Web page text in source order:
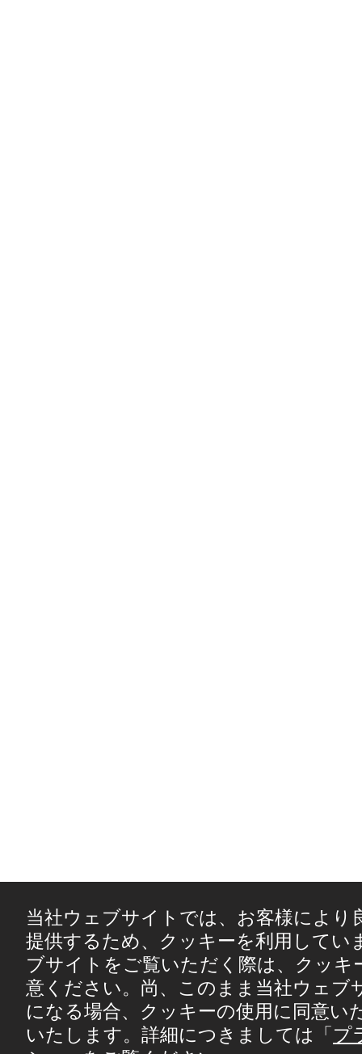
当社ウェブサイトでは、お客様により
提供するため、クッキーを利用してい
ブサイトをご覧いただく際は、クッキ
意ください。尚、このまま当社ウェブ
になる場合、クッキーの使用に同意い
いたします。詳細につきましては「プ